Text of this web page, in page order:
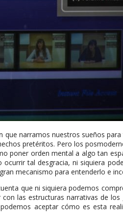
narramos nuestros sueños
pretéritos. Pero los
poner orden mental a algo tan
tal desgracia, ni siquiera
mecanismo para entenderlo e
que ni siquiera podemos
con las estructuras narrativas de
aceptar cómo es esta